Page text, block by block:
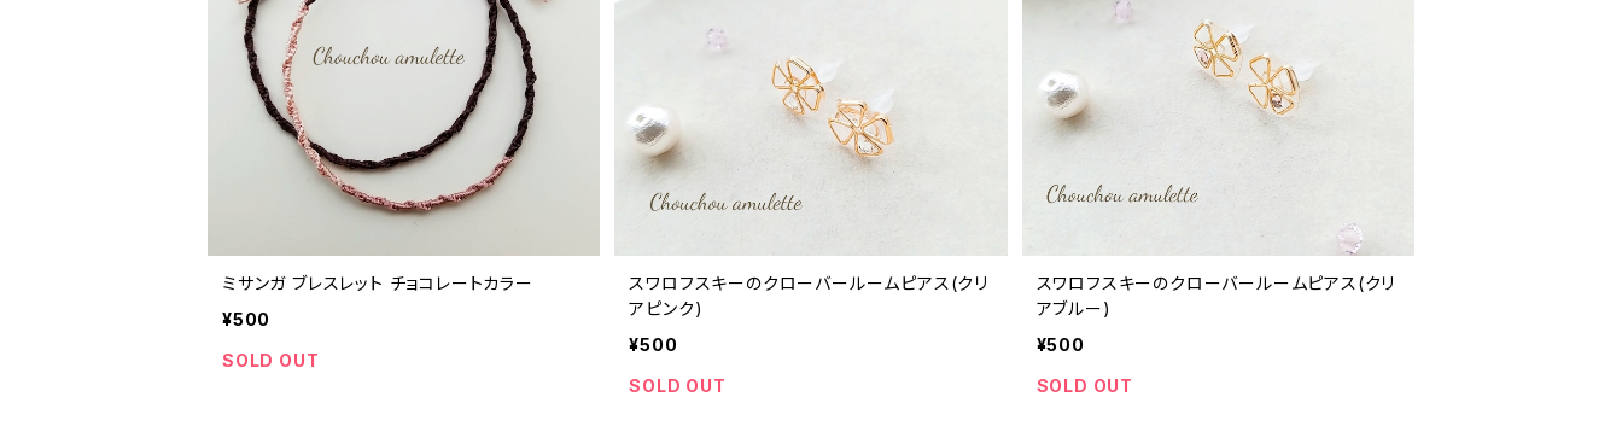
ミサンガ ブレスレット チョコレートカラー
¥500
SOLD OUT
スワロフスキーのクローバールームピアス(クリ
アピンク)
¥500
SOLD OUT
スワロフスキーのクローバールームピアス(クリ
アブルー)
¥500
SOLD OUT